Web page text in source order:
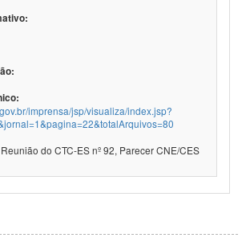
imprensa/jsp/visualiza/index.jsp?
do CTC-ES nº 92, Parecer CNE/CES